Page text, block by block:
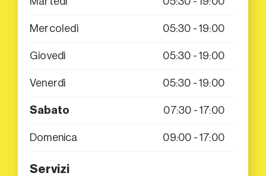
Mercoledì 05:30 - 19:00
Giovedì 05:30 - 19:00
Venerdì 05:30 - 19:00
Sabato 07:30 - 17:00
Domenica 09:00 - 17:00
Servizi